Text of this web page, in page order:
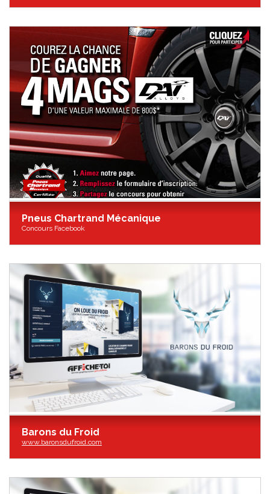
Pneus Chartrand Mécanique
Concours Facebook
Barons du Froid
www.baronsdufroid.com